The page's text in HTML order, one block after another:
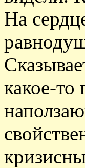
На
какое-